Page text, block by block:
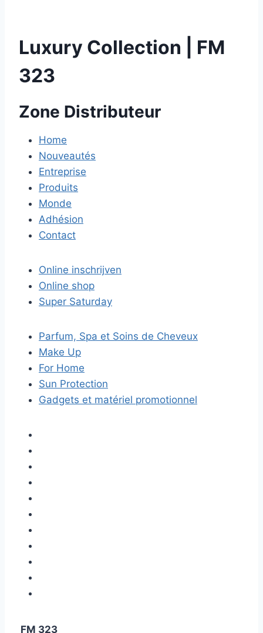
Luxury Collection | FM
323
Zone Distributeur
Home
Nouveautés
Entreprise
Produits
Monde
Adhésion
Contact
Online inschrijven
Online shop
Super Saturday
Parfum, Spa et Soins de Cheveux
Make Up
For Home
Sun Protection
Gadgets et matériel promotionnel
FM 323